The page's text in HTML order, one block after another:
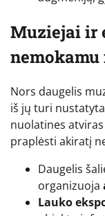
Muziejai ir
Nors daugelis
iš jų turi
nuolatines
praplėsti akiratį
Daugelis
organizuoja
Lauko